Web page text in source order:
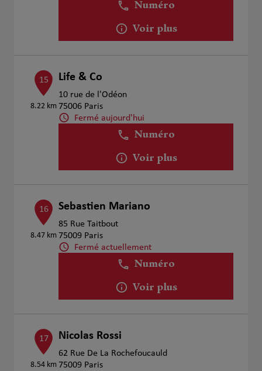
Numéro
Voir plus
15
8.22 km
Life & Co
10 rue de l'Odéon
75006 Paris
Fermé aujourd'hui
Numéro
Voir plus
16
8.47 km
Sebastien Mariano
85 Rue Taitbout
75009 Paris
Fermé actuellement
Numéro
Voir plus
17
8.54 km
Nicolas Rossi
62 Rue De La Rochefoucauld
75009 Paris